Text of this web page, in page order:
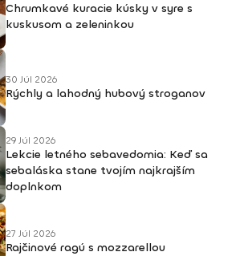
Chrumkavé kuracie kúsky v syre s
kuskusom a zeleninkou
30 Júl 2026
Rýchly a lahodný hubový stroganov
29 Júl 2026
Lekcie letného sebavedomia: Keď sa
sebaláska stane tvojím najkrajším
doplnkom
27 Júl 2026
Rajčinové ragú s mozzarellou